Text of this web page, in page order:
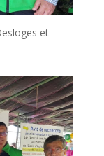
et